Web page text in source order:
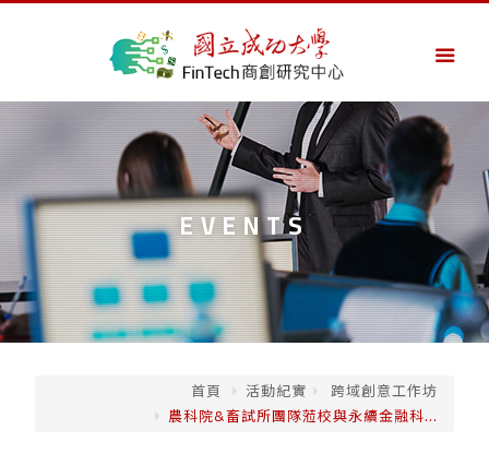
EVENTS
首頁 活動紀實
跨域創意工作坊
農科院&畜試所團隊蒞校與永續金融科...